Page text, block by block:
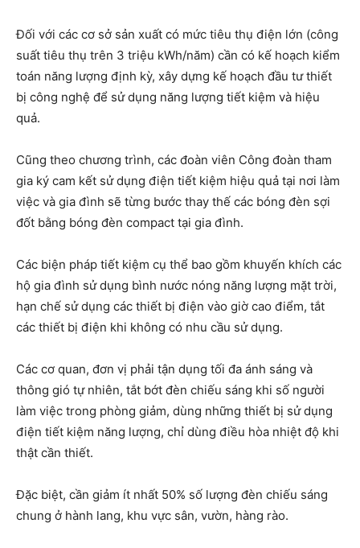
Đối với các cơ sở sản xuất có mức tiêu thụ điện lớn (công
suất tiêu thụ trên 3 triệu kWh/năm) cần có kế hoạch kiểm
toán năng lượng định kỳ, xây dựng kế hoạch đầu tư thiết
bị công nghệ để sử dụng năng lượng tiết kiệm và hiệu
quả.
Cũng theo chương trình, các đoàn viên Công đoàn tham
gia ký cam kết sử dụng điện tiết kiệm hiệu quả tại nơi làm
việc và gia đình sẽ từng bước thay thế các bóng đèn sợi
đốt bằng bóng đèn compact tại gia đình.
Các biện pháp tiết kiệm cụ thể bao gồm khuyến khích các
hộ gia đình sử dụng bình nước nóng năng lượng mặt trời,
hạn chế sử dụng các thiết bị điện vào giờ cao điểm, tắt
các thiết bị điện khi không có nhu cầu sử dụng.
Các cơ quan, đơn vị phải tận dụng tối đa ánh sáng và
thông gió tự nhiên, tắt bớt đèn chiếu sáng khi số người
làm việc trong phòng giảm, dùng những thiết bị sử dụng
điện tiết kiệm năng lượng, chỉ dùng điều hòa nhiệt độ khi
thật cần thiết.
Đặc biệt, cần giảm ít nhất 50% số lượng đèn chiếu sáng
chung ở hành lang, khu vực sân, vườn, hàng rào.